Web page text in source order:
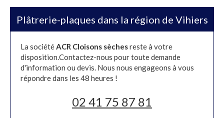
Plâtrerie-plaques dans la région de Vihiers
La sociétéACR Cloisons sèchesreste à votre
disposition.Contactez-nous pour toute demande
d'information ou devis. Nous nous engageons à vous
répondre dans les 48 heures !
02 41 75 87 81